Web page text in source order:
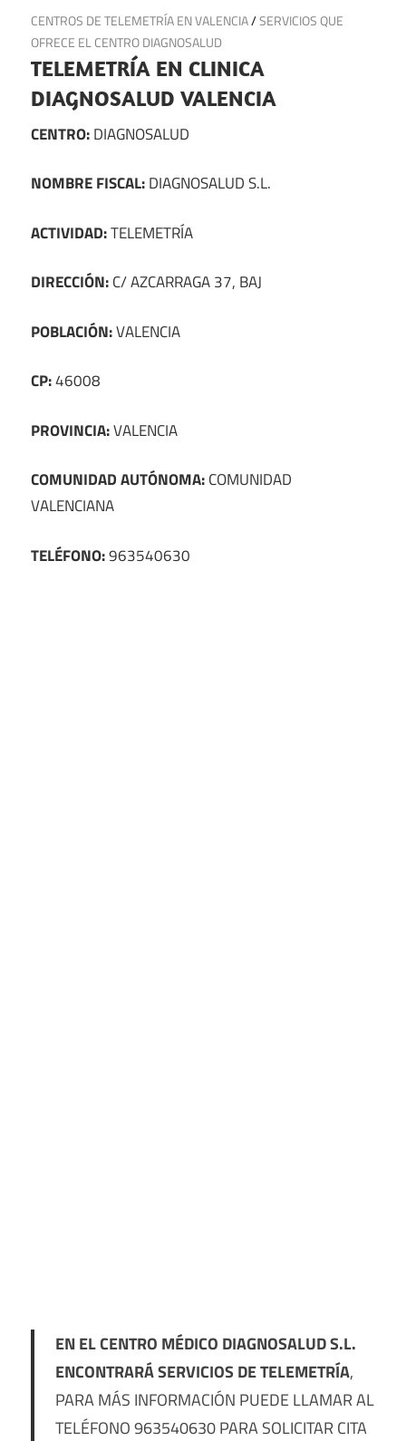
22 de septiembre de 2024
CENTROS DE TELEMETRÍA EN VALENCIA/SERVICIOS QUE
OFRECE EL CENTRO DIAGNOSALUD
TELEMETRÍA EN CLINICA
DIAGNOSALUD VALENCIA
CENTRO:DIAGNOSALUD
NOMBRE FISCAL:DIAGNOSALUD S.L.
ACTIVIDAD:TELEMETRÍA
DIRECCIÓN:C/ AZCARRAGA 37, BAJ
POBLACIÓN:VALENCIA
CP:46008
PROVINCIA:VALENCIA
COMUNIDAD AUTÓNOMA:COMUNIDAD
VALENCIANA
TELÉFONO:963540630
EN EL CENTRO MÉDICO DIAGNOSALUD S.L.
ENCONTRARÁ SERVICIOS DE TELEMETRÍA,
PARA MÁS INFORMACIÓN PUEDE LLAMAR AL
TELÉFONO 963540630 PARA SOLICITAR CITA